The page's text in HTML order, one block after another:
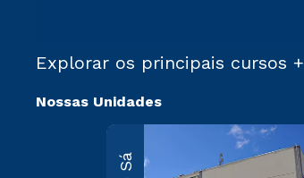
Explorar os principais cursos +
Nossas Unidades